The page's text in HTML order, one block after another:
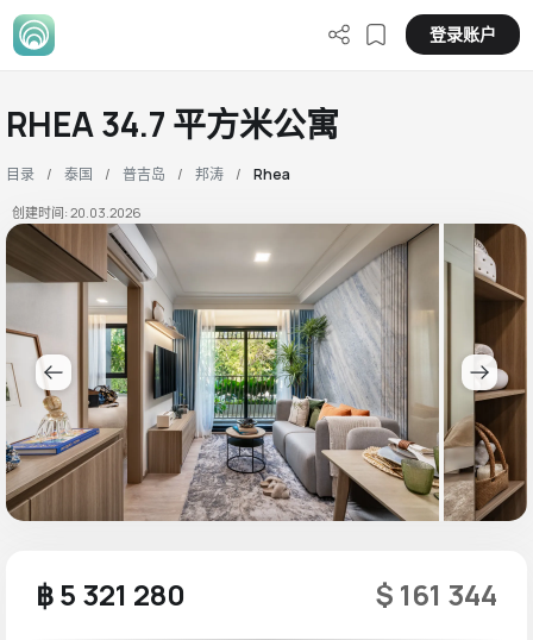
登录账户
RHEA 34.7 平方米公寓
目录 泰国 普吉岛 邦涛 Rhea
创建时间: 20.03.2026
฿ 5 321 280 $ 161 344